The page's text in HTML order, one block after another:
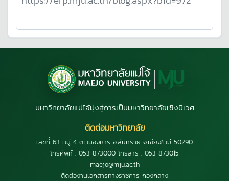
มหาวิทยาลัยแม่โจ้มุ่งสู่การเป็นมหาวิทยาลัยเชิงนิเวศ
ติดต่อมหาวิทยาลัย
เลขที่ 63 หมู่ 4 ต.หนองหาร อ.สันทราย จ.เชียงใหม่ 50290
โทรศัพท์ : 053 873000 โทรสาร : 053 873015
maejo@mju.ac.th
ติดต่องานเอกสารทางราชการ กองกลาง